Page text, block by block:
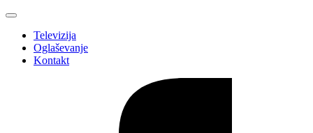
Televizija
Oglaševanje
Kontakt